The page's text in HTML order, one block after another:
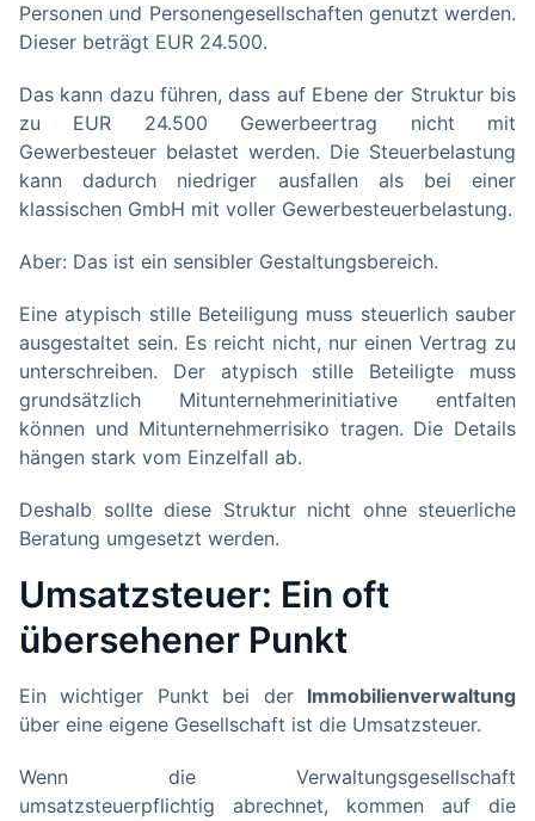
Personen und Personengesellschaften genutzt werden.
Dieser beträgt EUR 24.500.
Das kann dazu führen, dass auf Ebene der Struktur bis
zu EUR 24.500 Gewerbeertrag nicht mit
Gewerbesteuer belastet werden. Die Steuerbelastung
kann dadurch niedriger ausfallen als bei einer
klassischen GmbH mit voller Gewerbesteuerbelastung.
Aber: Das ist ein sensibler Gestaltungsbereich.
Eine atypisch stille Beteiligung muss steuerlich sauber
ausgestaltet sein. Es reicht nicht, nur einen Vertrag zu
unterschreiben. Der atypisch stille Beteiligte muss
grundsätzlich Mitunternehmerinitiative entfalten
können und Mitunternehmerrisiko tragen. Die Details
hängen stark vom Einzelfall ab.
Deshalb sollte diese Struktur nicht ohne steuerliche
Beratung umgesetzt werden.
Umsatzsteuer: Ein oft
übersehener Punkt
Ein wichtiger Punkt bei der Immobilienverwaltung
über eine eigene Gesellschaft ist die Umsatzsteuer.
Wenn die Verwaltungsgesellschaft
umsatzsteuerpflichtig abrechnet, kommen auf die